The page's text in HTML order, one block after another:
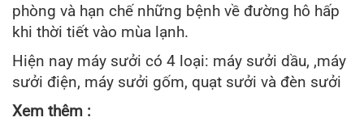
phòng và hạn chế những bệnh về đường hô hấp
khi thời tiết vào mùa lạnh.
Hiện nay máy sưởi có 4 loại: máy sưởi dầu, ,máy
sưởi điện, máy sưởi gốm, quạt sưởi và đèn sưởi
Xem thêm :